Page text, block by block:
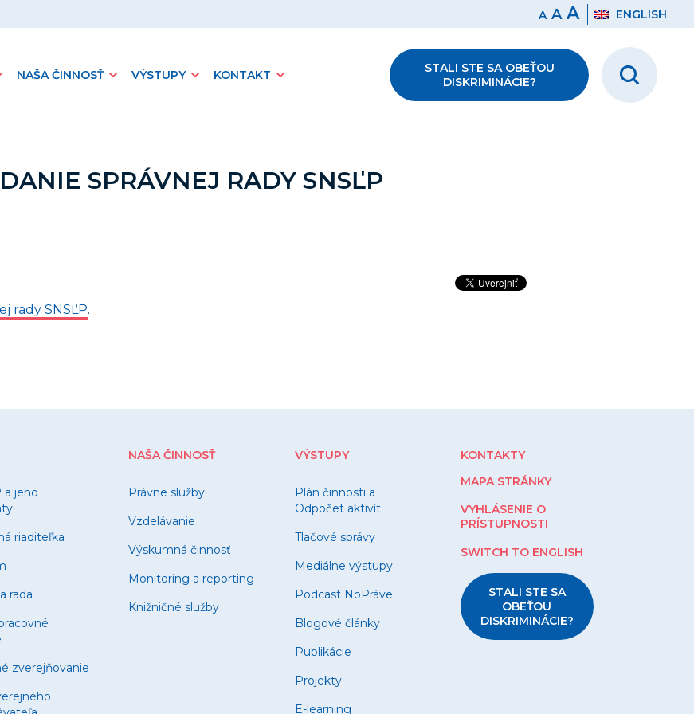
A A A ENGLISH
NAŠA ČINNOSŤ VÝSTUPY KONTAKT
STALI STE SA OBEŤOU
DISKRIMINÁCIE?
SPRÁVNEJ RADY SNSĽP
rady SNSĽP.
a jeho
riaditeľka
rada
zverejňovanie
NAŠA ČINNOSŤ
Právne služby
Vzdelávanie
Výskumná činnosť
Monitoring a reporting
Knižničné služby
VÝSTUPY
Plán činnosti a
Odpočet aktivít
Tlačové správy
Mediálne výstupy
Podcast NoPráve
Blogové články
Publikácie
Projekty
E-learning
KONTAKTY
MAPA STRÁNKY
VYHLÁSENIE O
PRÍSTUPNOSTI
SWITCH TO ENGLISH
STALI STE SA
OBEŤOU
DISKRIMINÁCIE?